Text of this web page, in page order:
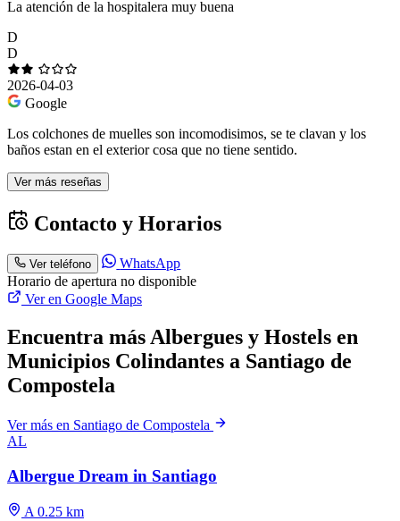
La atención de la hospitalera muy buena
D
D
2026-04-03
Google
Los colchones de muelles son incomodisimos, se te clavan y los
baños estan en el exterior cosa que no tiene sentido.
Ver más reseñas
Contacto y Horarios
Ver teléfono
WhatsApp
Horario de apertura no disponible
Ver en Google Maps
Encuentra más Albergues y Hostels en
Municipios Colindantes a Santiago de
Compostela
Ver más en Santiago de Compostela
AL
Albergue Dream in Santiago
A 0.25 km